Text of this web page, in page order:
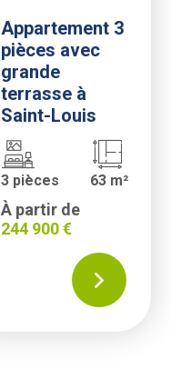
Appartement 3
pièces avec
grande
terrasse à
Saint-Louis
3 pièces 63 m²
À partir de
244 900 €